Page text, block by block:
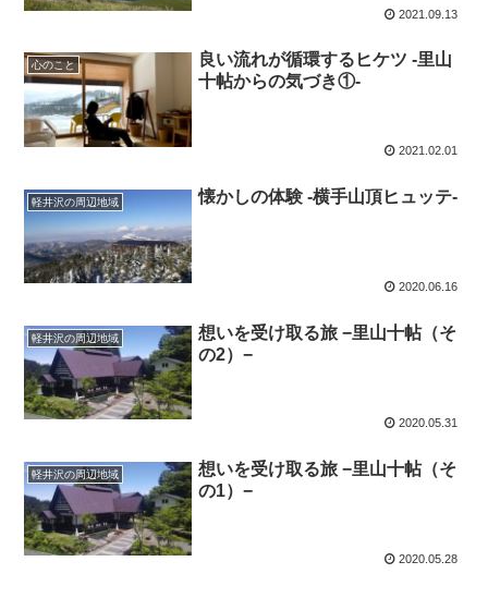
2021.09.13
心のこと
良い流れが循環するヒケツ -里山
十帖からの気づき①-
2021.02.01
軽井沢の周辺地域 懐かしの体験 -横手山頂ヒュッテ-
2020.06.16
軽井沢の周辺地域
想いを受け取る旅 −里山十帖（そ
の2）−
2020.05.31
軽井沢の周辺地域
想いを受け取る旅 −里山十帖（そ
の1）−
2020.05.28